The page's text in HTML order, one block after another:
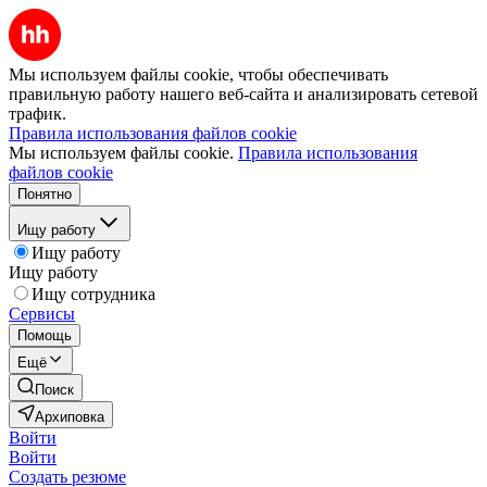
Мы используем файлы cookie, чтобы обеспечивать
правильную работу нашего веб-сайта и анализировать сетевой
трафик.
Правила использования файлов cookie
Мы используем файлы cookie. Правила использования
файлов cookie
Понятно
Ищу работу
Ищу работу
Ищу работу
Ищу сотрудника
Сервисы
Помощь
Ещё
Поиск
Архиповка
Войти
Войти
Создать резюме